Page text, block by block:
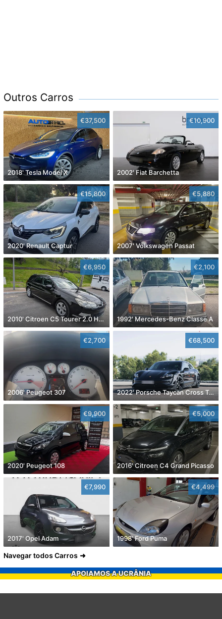
Outros Carros
€37,500
2018' Tesla Model X
€10,900
2002' Fiat Barchetta
€15,800
2020' Renault Captur
€5,880
2007' Volkswagen Passat
€6,950
2010' Citroen C5 Tourer 2.0 Hdi Exclusive
€2,100
1992' Mercedes-Benz Classe A
€2,700
2006' Peugeot 307
€68,500
2022' Porsche Taycan Cross Turismo 4
€9,900
2020' Peugeot 108
€5,000
2016' Citroen C4 Grand Picasso
€7,990
2017' Opel Adam
€4,499
1998' Ford Puma
Navegar todos Carros
APOIAMOS A UCRÂNIA